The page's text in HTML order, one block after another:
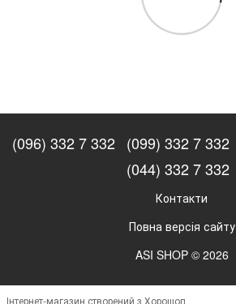
(096) 332 7 332 (099) 332 7 332
(044) 332 7 332
Контакти
Повна версія сайту
ASI SHOP © 2026
Інтернет-магазин створений з Хорошоп